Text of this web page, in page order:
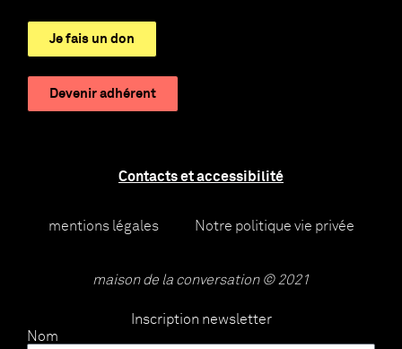
Je fais un don
Devenir adhérent
Contacts et accessibilité
mentions légales Notre politique vie privée
maison de la conversation © 2021
Inscription newsletter
Nom